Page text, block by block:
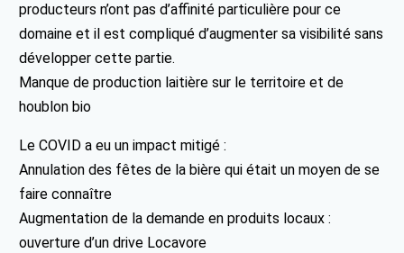
producteurs n’ont pas d’affinité particulière pour ce
domaine et il est compliqué d’augmenter sa visibilité sans
développer cette partie.
Manque de production laitière sur le territoire et de
houblon bio
Le COVID a eu un impact mitigé :
Annulation des fêtes de la bière qui était un moyen de se
faire connaître
Augmentation de la demande en produits locaux :
ouverture d’un drive Locavore